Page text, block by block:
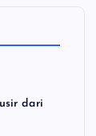
dari